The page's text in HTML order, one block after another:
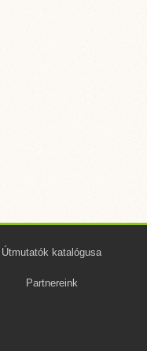
Útmutatók katalógusa
Partnereink